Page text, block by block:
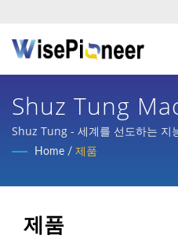
Shuz Tung
Industrial Co.,
Shuz Tung - 세계를 선도하는 지
Home / 제품
제품